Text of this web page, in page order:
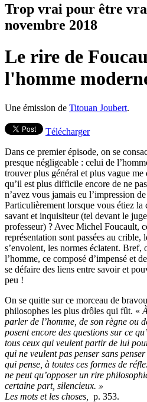
Trop vrai pour être
novembre 2018
Le rire de
l'homme
Une émission de Titouan Joubert.
Télécharger
Dans ce premier épisode, on se
presque négligeable : celui de
trouver plus général et plus vague
qu’il est plus difficile encore de ne
n’avez vous jamais eu l’impression
Particulièrement lorsque vous étiez la
savant et inquisiteur (tel devant le
professeur) ? Avec Michel Foucault,
représentation sont passées au crible,
s’envolent, les normes éclatent. Bref,
l’homme, ce composé d’impensé et
se défaire des liens entre savoir et
peu !
On se quitte sur ce morceau de
philosophes les plus drôles qui fût. «
parler de l’homme, de son règne ou
posent encore des questions sur ce
tous ceux qui veulent partir de lui
qui ne veulent pas penser sans
qui pense, à toutes ces formes de
ne peut qu’opposer un rire
certaine part, silencieux. »
Les mots et les choses
p. 353.